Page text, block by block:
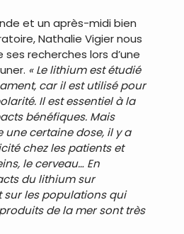
et un après-midi bien
Nathalie Vigier nous
ses recherches lors d’une
« Le lithium est étudié
car il est utilisé pour
Il est essentiel à la
bénéfiques. Mais
certaine dose, il y a
chez les patients et
le cerveau… En
du lithium sur
sur les populations qui
de la mer sont très